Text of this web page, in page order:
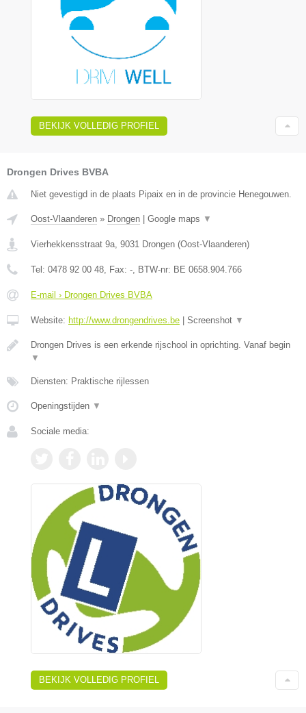
BEKIJK VOLLEDIG PROFIEL
Drongen Drives BVBA
Niet gevestigd in de plaats Pipaix en in de provincie Henegouwen.
Oost-Vlaanderen » Drongen | Google maps ▼
Vierhekkensstraat 9a 9031 Drongen (Oost-Vlaanderen)
Tel: 0478 92 00 48 , Fax: - , BTW-nr: BE 0658.904.766
E-mail › Drongen Drives BVBA
Website: http://www.drongendrives.be | Screenshot ▼
Drongen Drives is een erkende rijschool in oprichting. Vanaf begin
▼
Diensten: Praktische rijlessen
Openingstijden ▼
Sociale media:
BEKIJK VOLLEDIG PROFIEL